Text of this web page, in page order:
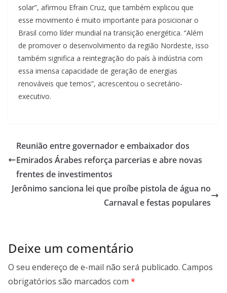
solar”, afirmou Efrain Cruz, que também explicou que
esse movimento é muito importante para posicionar o
Brasil como líder mundial na transição energética. “Além
de promover o desenvolvimento da região Nordeste, isso
também significa a reintegração do país à indústria com
essa imensa capacidade de geração de energias
renováveis que temos”, acrescentou o secretário-
executivo.
Reunião entre governador e embaixador dos
Emirados Árabes reforça parcerias e abre novas
frentes de investimentos
Jerônimo sanciona lei que proíbe pistola de água no
Carnaval e festas populares
Deixe um comentário
O seu endereço de e-mail não será publicado. Campos
obrigatórios são marcados com *